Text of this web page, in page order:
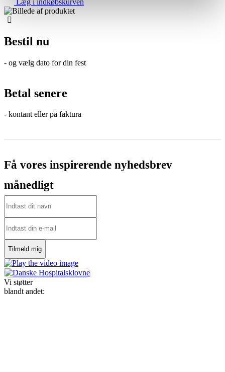
Bestil nu
- og vælg dato for din fest
Betal senere
- kontant eller på faktura
Få vores inspirerende nyhedsbrev
månedligt
Vi støtter
blandt andet: